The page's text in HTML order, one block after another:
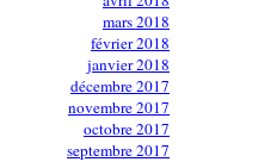
mars 2018
février 2018
janvier 2018
décembre 2017
novembre 2017
octobre 2017
septembre 2017